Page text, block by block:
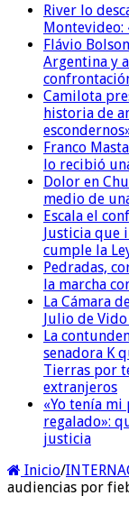
River lo
Montevideo:
Flávio
Argentina y
Camilota
historia de
Franco
lo recibió
Dolor en
medio de
Escala el
Justicia que
cumple la
Pedradas,
la marcha
La Cámara
Julio de
La
senadora K
Tierras por
extranjeros
«Yo tenía
regalado»:
justicia
Inicio/
audiencias por